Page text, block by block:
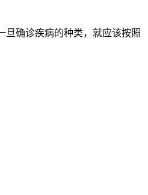
确诊疾病的种类，就应该按照